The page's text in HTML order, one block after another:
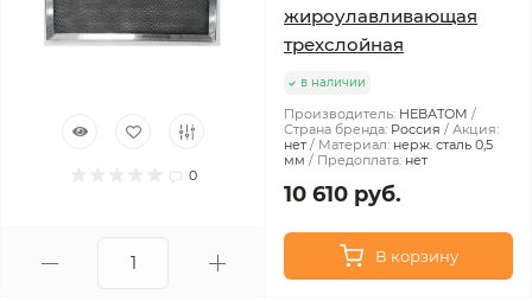
0
жироулавливающая
трехслойная
в наличии
Производитель: НЕВАТОМ
Страна бренда: Россия
Акция:
нет
Материал: нерж. сталь 0,5
мм
Предоплата: нет
10 610 руб.
В корзину